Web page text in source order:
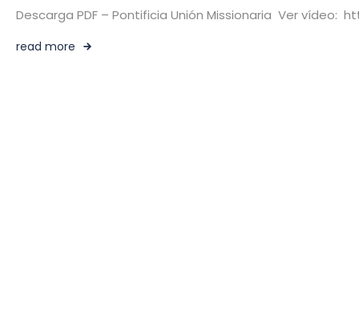
Descarga PDF – Pontificia Unión Missionaria Ver vídeo:
read more